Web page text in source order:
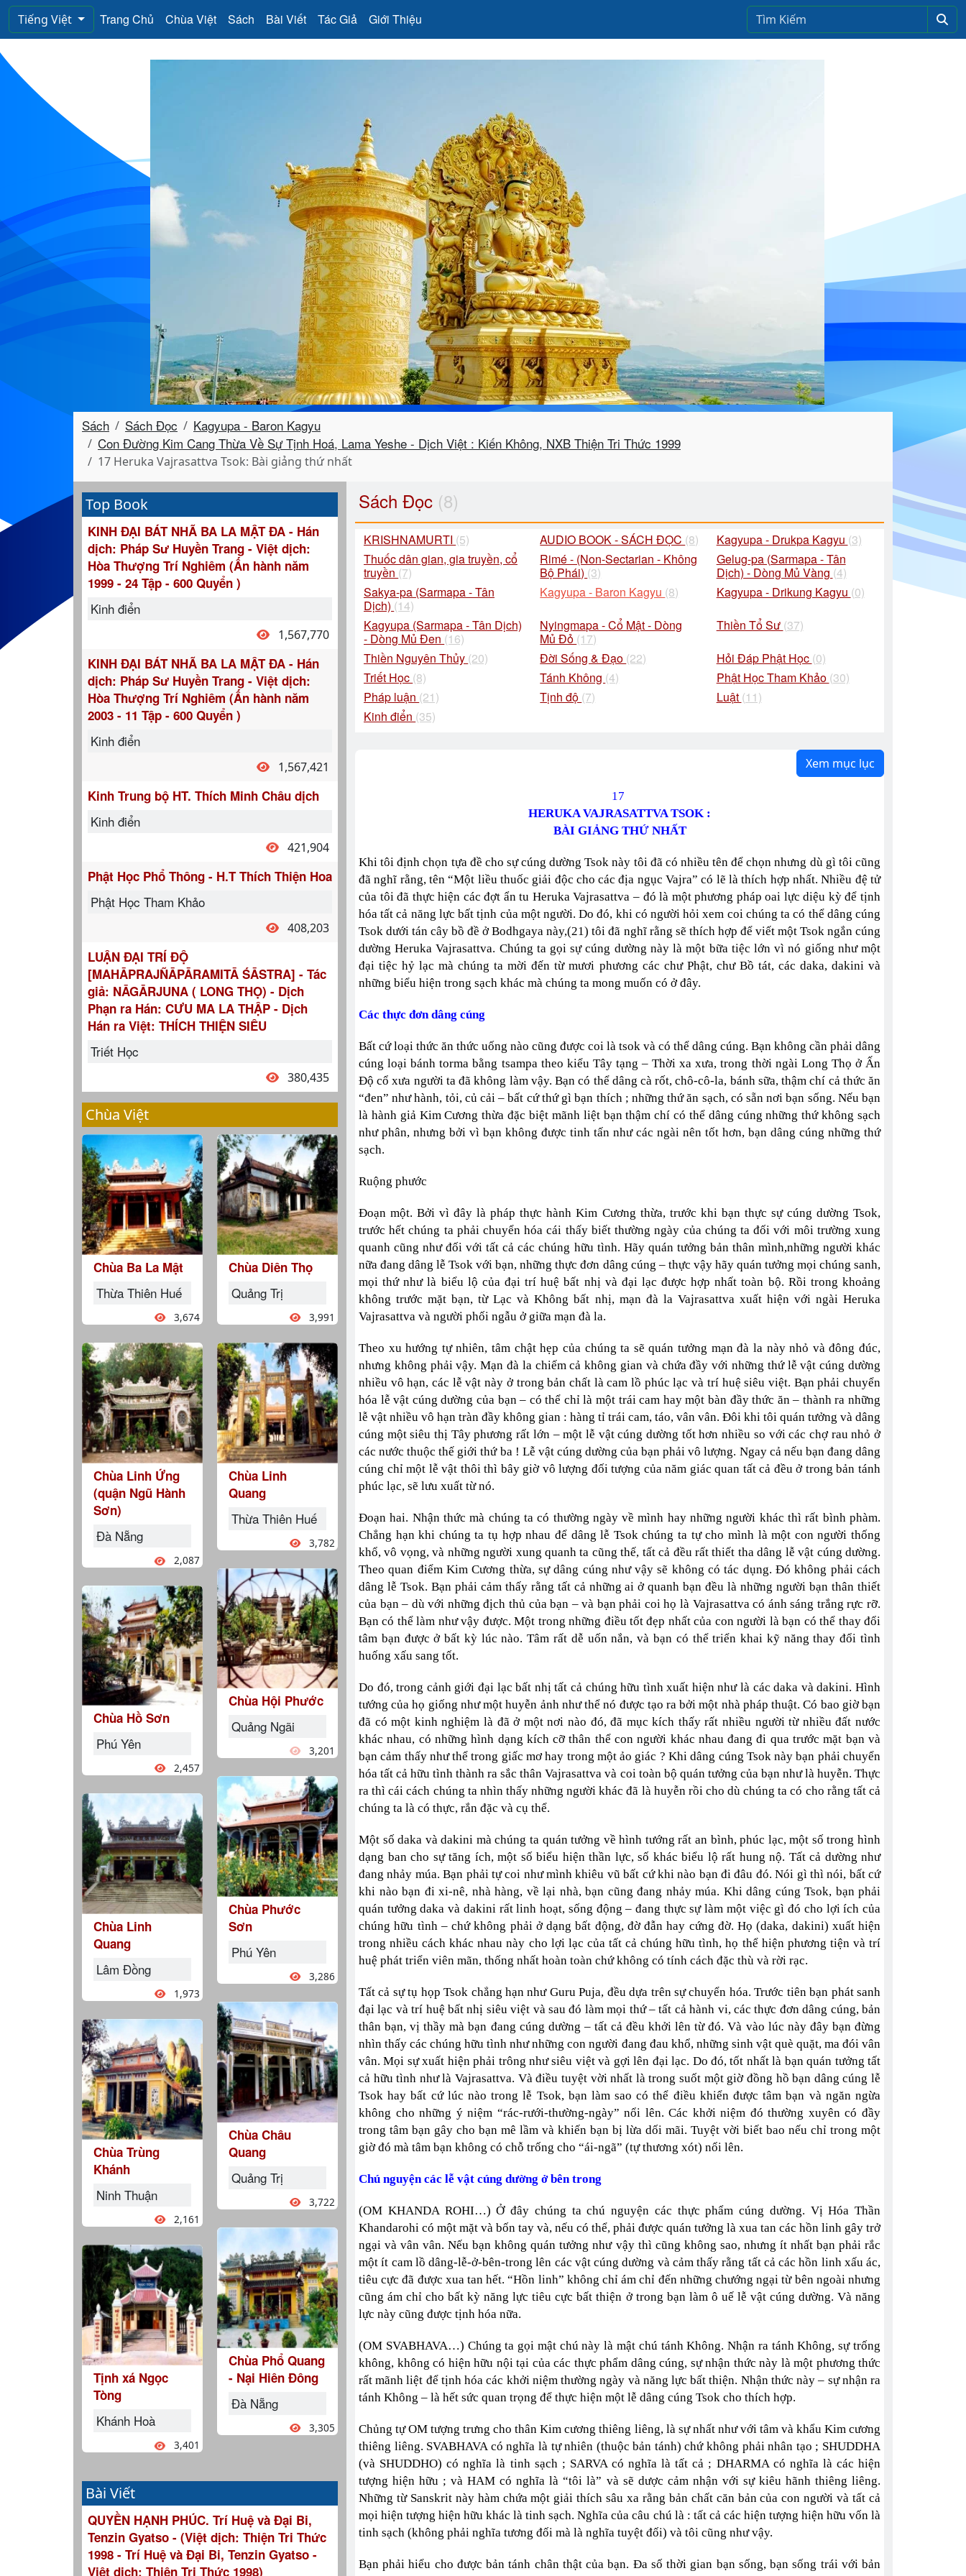
Tiếng Việt Trang Chủ Chùa Việt Sách Bài Viết Tác Giả Giới Thiệu
Sách Sách Đọc
Kagyupa - Baron Kagyu
Con Đường Kim Cang Thừa Về Sự Tịnh Hoá, Lama Yeshe - Dịch Việt : Kiến Không, NXB Thiện Tri Thức 1999
17 Heruka Vajrasattva Tsok: Bài giảng thứ nhất
Top Book
KINH ĐẠI BÁT NHÃ BA LA MẬT ĐA - Hán
dịch: Pháp Sư Huyền Trang - Việt dịch:
Hòa Thượng Trí Nghiêm (Ấn hành năm
1999 - 24 Tập - 600 Quyển )
Kinh điển
1,567,770
KINH ĐẠI BÁT NHÃ BA LA MẬT ĐA - Hán
dịch: Pháp Sư Huyền Trang - Việt dịch:
Hòa Thượng Trí Nghiêm (Ấn hành năm
2003 - 11 Tập - 600 Quyển )
Kinh điển
1,567,421
Kinh Trung bộ HT. Thích Minh Châu dịch
Kinh điển
421,904
Phật Học Phổ Thông - H.T Thích Thiện Hoa
Phật Học Tham Khảo
408,203
LUẬN ĐẠI TRÍ ĐỘ
[MAHĀPRAJÑĀPĀRAMITĀ ŚĀSTRA] - Tác
giả: NĀGĀRJUNA ( LONG THỌ) - Dịch
Phạn ra Hán: CƯU MA LA THẬP - Dịch
Hán ra Việt: THÍCH THIỆN SIÊU
Triết Học
380,435
Chùa Việt
Chùa Ba La Mật
Thừa Thiên Huế
3,674
Chùa Linh Ứng
(quận Ngũ Hành
Sơn)
Đà Nẵng
2,087
Chùa Hồ Sơn
Phú Yên
2,457
Chùa Linh
Quang
Lâm Đồng
1,973
Chùa Trùng
Khánh
Ninh Thuận
2,161
Tịnh xá Ngọc
Tòng
Khánh Hoà
3,401
Chùa Diên Thọ
Quảng Trị
3,991
Chùa Linh
Quang
Thừa Thiên Huế
3,782
Chùa Hội Phước
Quảng Ngãi
3,201
Chùa Phước
Sơn
Phú Yên
3,286
Chùa Châu
Quang
Quảng Trị
3,722
Chùa Phổ Quang
- Nại Hiên Đông
Đà Nẵng
3,305
Bài Viết
QUYỀN HẠNH PHÚC. Trí Huệ và Đại Bi,
Tenzin Gyatso - (Việt dịch: Thiện Tri Thức
1998 - Trí Huệ và Đại Bi, Tenzin Gyatso -
Việt dịch: Thiện Tri Thức 1998)
Sách Đọc (8)
KRISHNAMURTI (5) AUDIO BOOK - SÁCH ĐỌC (8) Kagyupa - Drukpa Kagyu (3)
Thuốc dân gian, gia truyền, cổ
truyền (7)
Rimé - (Non-Sectarian - Không
Bộ Phái) (3)
Gelug-pa (Sarmapa - Tân
Dịch) - Dòng Mủ Vàng (4)
Sakya-pa (Sarmapa - Tân
Dịch) (14)
Kagyupa - Baron Kagyu (8) Kagyupa - Drikung Kagyu (0)
Kagyupa (Sarmapa - Tân Dịch)
- Dòng Mủ Đen (16)
Nyingmapa - Cổ Mật - Dòng
Mủ Đỏ (17)
Thiền Tổ Sư (37)
Thiền Nguyên Thủy (20) Đời Sống & Đạo (22) Hỏi Đáp Phật Học (0)
Triết Học (8) Tánh Không (4) Phật Học Tham Khảo (30)
Pháp luận (21) Tịnh độ (7) Luật (11)
Kinh điển (35)
Xem mục lục
17
HERUKA VAJRASATTVA TSOK :
BÀI GIẢNG THỨ NHẤT
Khi tôi định chọn tựa đề cho sự cúng dường Tsok này tôi đã có nhiều tên để chọn nhưng dù gì tôi cũng
đã nghĩ rằng, tên “Một liều thuốc giải độc cho các địa ngục Vajra” có lẽ là thích hợp nhất. Nhiều đệ tử
của tôi đã thực hiện các đợt ẩn tu Heruka Vajrasattva – đó là một phương pháp oai lực diệu kỳ để tịnh
hóa tất cả năng lực bất tịnh của một người. Do đó, khi có người hỏi xem coi chúng ta có thể dâng cúng
Tsok dưới tán cây bồ đề ở Bodhgaya này,(21) tôi đã nghĩ rằng sẽ thích hợp để viết một Tsok ngắn cúng
dường Heruka Vajrasattva. Chúng ta gọi sự cúng dường này là một bữa tiệc lớn vì nó giống như một
đại tiệc hỷ lạc mà chúng ta mời đến từ mươi phương các chư Phật, chư Bồ tát, các daka, dakini và
những biểu hiện trong sạch khác mà chúng ta mong muốn có ở đây.
Các thực đơn dâng cúng
Bất cứ loại thức ăn thức uống nào cũng được coi là tsok và có thể dâng cúng. Bạn không cần phải dâng
cúng loại bánh torma bằng tsampa theo kiểu Tây tạng – Thời xa xưa, trong thời ngài Long Thọ ở Ấn
Độ cổ xưa người ta đã không làm vậy. Bạn có thể dâng cà rốt, chô-cô-la, bánh sữa, thậm chí cả thức ăn
“đen” như hành, tỏi, củ cải – bất cứ thứ gì bạn thích ; những thứ ăn sạch, có sẵn nơi bạn sống. Nếu bạn
là hành giả Kim Cương thừa đặc biệt mãnh liệt bạn thậm chí có thể dâng cúng những thứ không sạch
như phân, nhưng bởi vì bạn không được tinh tấn như các ngài nên tốt hơn, bạn dâng cúng những thứ
sạch.
Ruộng phước
Đoạn một. Bởi vì đây là pháp thực hành Kim Cương thừa, trước khi bạn thực sự cúng dường Tsok,
trước hết chúng ta phải chuyển hóa cái thấy biết thường ngày của chúng ta đối với môi trường xung
quanh cũng như đối với tất cả các chúng hữu tình. Hãy quán tưởng bản thân mình,những người khác
nữa đang dâng lễ Tsok với bạn, những thực đơn dâng cúng – thực vậy hãy quán tưởng mọi chúng sanh,
mọi thứ như là biểu lộ của đại trí huệ bất nhị và đại lạc được hợp nhất toàn bộ. Rồi trong khoảng
không trước mặt bạn, từ Lạc và Không bất nhị, mạn đà la Vajrasattva xuất hiện với ngài Heruka
Vajrasattva và người phối ngẫu ở giữa mạn đà la.
Theo xu hướng tự nhiên, tâm chật hẹp của chúng ta sẽ quán tưởng mạn đà la này nhỏ và đông đúc,
nhưng không phải vậy. Mạn đà la chiếm cả không gian và chứa đầy với những thứ lễ vật cúng dường
nhiều vô hạn, các lễ vật này ở trong bản chất là cam lồ phúc lạc và trí huệ siêu việt. Bạn phải chuyển
hóa lễ vật cúng dường của bạn – có thể chỉ là một trái cam hay một bàn đầy thức ăn – thành ra những
lễ vật nhiều vô hạn tràn đầy không gian : hàng tỉ trái cam, táo, vân vân. Đôi khi tôi quán tưởng và dâng
cúng một siêu thị Tây phương rất lớn – một lễ vật cúng dường tốt hơn nhiều so với các chợ rau nhỏ ở
các nước thuộc thế giới thứ ba ! Lễ vật cúng dường của bạn phải vô lượng. Ngay cả nếu bạn đang dâng
cúng chỉ một lễ vật thôi thì bây giờ vô lượng đối tượng của năm giác quan tất cả đều ở trong bản tánh
phúc lạc, sẽ lưu xuất từ nó.
Đoạn hai. Nhận thức mà chúng ta có thường ngày về mình hay những người khác thì rất bình phàm.
Chẳng hạn khi chúng ta tụ hợp nhau để dâng lễ Tsok chúng ta tự cho mình là một con người thống
khổ, vô vọng, và những người xung quanh ta cũng thế, tất cả đều rất thiết tha dâng lễ vật cúng dường.
Theo quan điểm Kim Cương thừa, sự dâng cúng như vậy sẽ không có tác dụng. Đó không phải cách
dâng lễ Tsok. Bạn phải cảm thấy rằng tất cả những ai ở quanh bạn đều là những người bạn thân thiết
của bạn – dù với những địch thủ của bạn – và bạn phải coi họ là Vajrasattva có ánh sáng trắng rực rỡ.
Bạn có thể làm như vậy được. Một trong những điều tốt đẹp nhất của con người là bạn có thể thay đổi
tâm bạn được ở bất kỳ lúc nào. Tâm rất dễ uốn nắn, và bạn có thể triển khai kỹ năng thay đổi tình
huống xấu sang tốt.
Do đó, trong cảnh giới đại lạc bất nhị tất cả chúng hữu tình xuất hiện như là các daka và dakini. Hình
tướng của họ giống như một huyễn ảnh như thể nó được tạo ra bởi một nhà pháp thuật. Có bao giờ bạn
đã có một kinh nghiệm là đã ở một nơi nào đó, đã mục kích thấy rất nhiều người từ nhiều đất nước
khác nhau, có những hình dạng kích cỡ thân thể con người khác nhau đang đi qua trước mặt bạn và
bạn cảm thấy như thể trong giấc mơ hay trong một ảo giác ? Khi dâng cúng Tsok này bạn phải chuyển
hóa tất cả hữu tình thành ra sắc thân Vajrasattva và coi toàn bộ quán tưởng của bạn như là huyễn. Thực
ra thì cái cách chúng ta nhìn thấy những người khác đã là huyễn rồi cho dù chúng ta có cho rằng tất cả
chúng ta là có thực, rắn đặc và cụ thể.
Một số daka và dakini mà chúng ta quán tưởng về hình tướng rất an bình, phúc lạc, một số trong hình
dạng ban cho sự tăng ích, một số biểu hiện thần lực, số khác biểu lộ rất hung nộ. Tất cả dường như
đang nhảy múa. Bạn phải tự coi như mình khiêu vũ bất cứ khi nào bạn đi đâu đó. Nói gì thì nói, bất cứ
khi nào bạn đi xi-nê, nhà hàng, về lại nhà, bạn cũng đang nhảy múa. Khi dâng cúng Tsok, bạn phải
quán tưởng daka và dakini rất linh hoạt, sống động – đang thực sự làm một việc gì đó cho lợi ích của
chúng hữu tình – chứ không phải ở dạng bất động, đờ đẫn hay cứng đờ. Họ (daka, dakini) xuất hiện
trong nhiều cách khác nhau này cho lợi lạc của tất cả chúng hữu tình, họ thể hiện phương tiện và trí
huệ phát triển viên mãn, thống nhất hoàn toàn chứ không có tính cách đặc thù và rời rạc.
Tất cả sự tụ họp Tsok chẳng hạn như Guru Puja, đều dựa trên sự chuyển hóa. Trước tiên bạn phát sanh
đại lạc và trí huệ bất nhị siêu việt và sau đó làm mọi thứ – tất cả hành vi, các thực đơn dâng cúng, bản
thân bạn, vị thầy mà bạn đang cúng dường – tất cả đều khởi lên từ đó. Và vào lúc này đây bạn đừng
nhìn thấy các chúng hữu tình như những con người đang đau khổ, những sinh vật què quặt, ma đói vân
vân. Mọi sự xuất hiện phải trông như siêu việt và gợi lên đại lạc. Do đó, tốt nhất là bạn quán tưởng tất
cả hữu tình như là Vajrasattva. Và điều tuyệt vời nhất là trong suốt một giờ đồng hồ bạn dâng cúng lễ
Tsok hay bất cứ lúc nào trong lễ Tsok, bạn làm sao có thể điều khiển được tâm bạn và ngăn ngừa
không cho những ý niệm “rác-rưới-thường-ngày” nổi lên. Các khởi niệm đó thường xuyên có đầy
trong tâm bạn gây cho bạn mê lầm và khiến bạn bị lừa dối mãi. Tuyệt vời biết bao nếu chỉ trong một
giờ đó mà tâm bạn không có chỗ trống cho “ái-ngã” (tự thương xót) nổi lên.
Chú nguyện các lễ vật cúng dường ở bên trong
(OM KHANDA ROHI…) Ở đây chúng ta chú nguyện các thực phẩm cúng dường. Vị Hóa Thần
Khandarohi có một mặt và bốn tay và, nếu có thể, phải được quán tưởng là xua tan các hồn linh gây trở
ngại và vân vân. Nếu bạn không quán tưởng như vậy thì cũng không sao, nhưng ít nhất bạn phải rắc
một ít cam lồ dâng-lễ-ở-bên-trong lên các vật cúng dường và cảm thấy rằng tất cả các hồn linh xấu ác,
tiêu cực đã được xua tan hết. “Hồn linh” không chỉ ám chỉ đến những chướng ngại từ bên ngoài nhưng
cũng ám chỉ cho bất kỳ năng lực tiêu cực bất thiện ở trong bạn làm ô uế lễ vật cúng dường. Và năng
lực này cũng được tịnh hóa nữa.
(OM SVABHAVA…) Chúng ta gọi mật chú này là mật chú tánh Không. Nhận ra tánh Không, sự trống
không, không có hiện hữu nội tại của các thực phẩm dâng cúng, sự nhận thức này là một phương thức
rất mãnh liệt để tịnh hóa các khởi niệm thường ngày và năng lực bất thiện. Nhận thức này – sự nhận ra
tánh Không – là hết sức quan trọng để thực hiện một lễ dâng cúng Tsok cho thích hợp.
Chủng tự OM tượng trưng cho thân Kim cương thiêng liêng, là sự nhất như với tâm và khẩu Kim cương
thiêng liêng. SVABHAVA có nghĩa là tự nhiên (thuộc bản tánh) chứ không phải nhân tạo ; SHUDDHA
(và SHUDDHO) có nghĩa là tinh sạch ; SARVA có nghĩa là tất cả ; DHARMA có nghĩa là các hiện
tượng hiện hữu ; và HAM có nghĩa là “tôi là” và sẽ dược cảm nhận với sự kiêu hãnh thiêng liêng.
Những từ Sanskrit này hàm chứa một giải thích sâu xa rằng bản chất căn bản của con người và tất cả
mọi hiện tượng hiện hữu khác là tinh sạch. Nghĩa của câu chú là : tất cả các hiện tượng hiện hữu vốn là
tinh sạch (không phải nghĩa tương đối mà là nghĩa tuyệt đối) và tôi cũng như vậy.
Bạn phải hiểu cho được bản tánh chân thật của bạn. Đa số thời gian bạn sống, bạn sống trái với bản